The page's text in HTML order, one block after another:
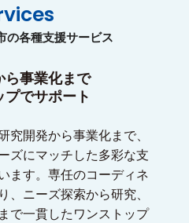
の各種支援サービス
ら事業化まで
プでサポート
究開発から事業化まで、
ズにマッチした多彩な支
ます。専任のコーディネ
、ニーズ探索から研究、
で一貫したワンストップ